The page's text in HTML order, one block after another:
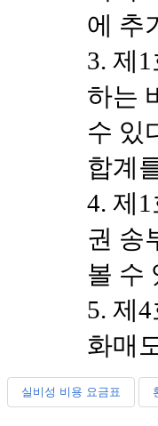
에 추
제
하는
수 있
합계
제1
권 송
볼 수
제
화매
실비성 비용 요금표